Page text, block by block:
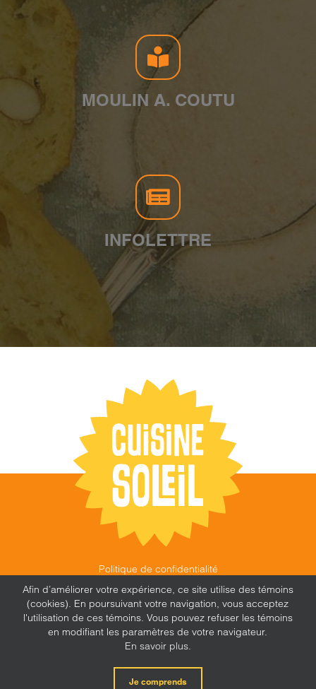
MOULIN A. COUTU
INFOLETTRE
Politique de confidentialité
©
CUISINE SOLEIL 2026 |
FEU FOLLET - DESIGN •
WEB • MARKETING
X Facebook
Afin d’améliorer votre expérience, ce site utilise des témoins
(cookies). En poursuivant votre navigation, vous acceptez
l'utilisation de ces témoins. Vous pouvez refuser les témoins
en modifiant les paramètres de votre navigateur.
En savoir plus.
Je comprends